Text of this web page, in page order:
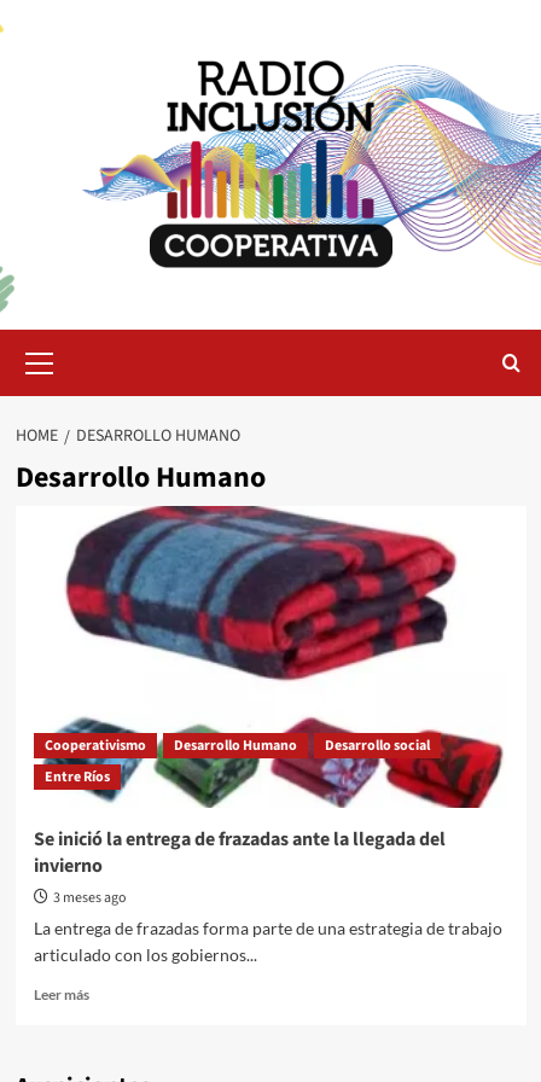
Menu
HOME DESARROLLO HUMANO
Desarrollo Humano
Cooperativismo Desarrollo Humano
Desarrollo social
Entre Ríos
Se inició la entrega de frazadas ante la llegada del
invierno
3 meses ago
La entrega de frazadas forma parte de una estrategia de trabajo
articulado con los gobiernos...
Leer másRead